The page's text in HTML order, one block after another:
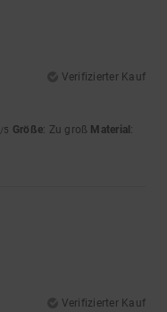
Verifizierter Kauf
/5 Größe: Zu groß Material :
Verifizierter Kauf